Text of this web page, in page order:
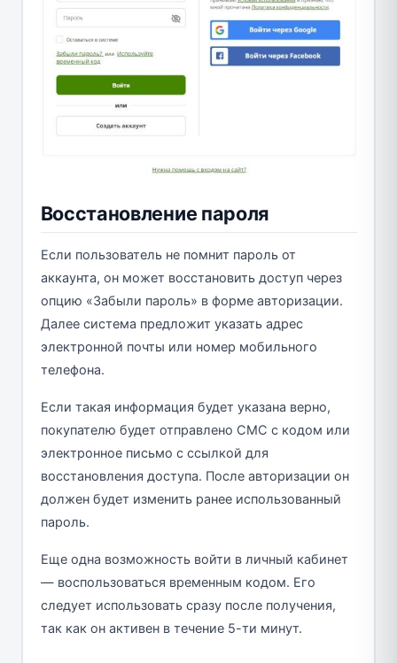
Восстановление пароля
Если пользователь не помнит пароль от
аккаунта, он может восстановить доступ через
опцию «Забыли пароль» в форме авторизации.
Далее система предложит указать адрес
электронной почты или номер мобильного
телефона.
Если такая информация будет указана верно,
покупателю будет отправлено СМС с кодом или
электронное письмо с ссылкой для
восстановления доступа. После авторизации он
должен будет изменить ранее использованный
пароль.
Еще одна возможность войти в личный кабинет
— воспользоваться временным кодом. Его
следует использовать сразу после получения,
так как он активен в течение 5-ти минут.